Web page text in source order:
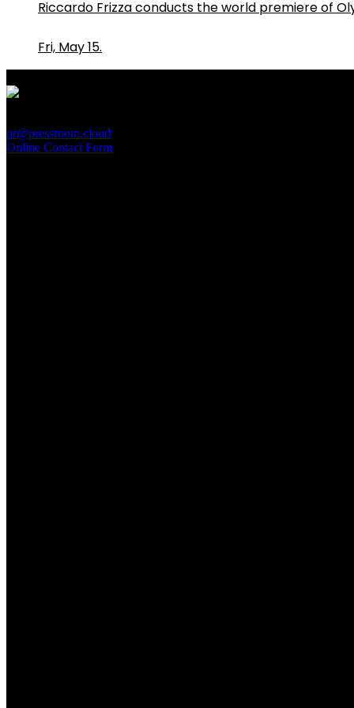
Riccardo Frizza conducts the world premiere of
Fri, May 15.
pr@pressroom.cloud
Online Contact Form